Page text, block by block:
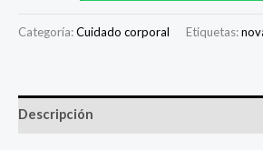
Categoría:Cuidado corporal Etiquetas:
Descripción